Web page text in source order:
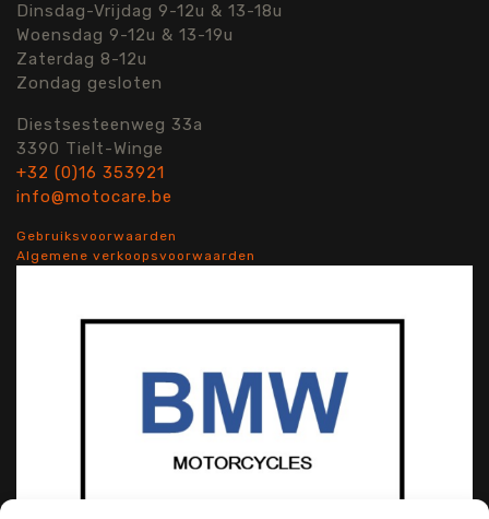
Dinsdag-Vrijdag 9-12u & 13-18u
Woensdag 9-12u & 13-19u
Zaterdag 8-12u
Zondag gesloten
Diestsesteenweg 33a
3390 Tielt-Winge
+32 (0)16 353921
info@motocare.be
Gebruiksvoorwaarden
Algemene verkoopsvoorwaarden